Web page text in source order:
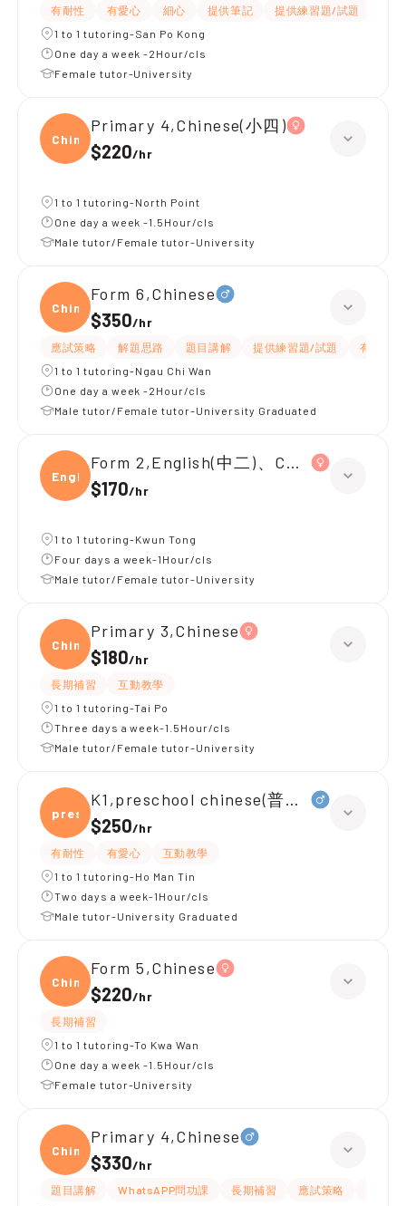
有耐性 有愛心 細心 提供筆記 提供練習題/試題
1 to 1 tutoring-San Po Kong
One day a week -2Hour/cls
Female tutor-University
Chine
Primary 4,Chinese(小四)
$220/hr
1 to 1 tutoring-North Point
One day a week -1.5Hour/cls
Male tutor/Female tutor-University
Chine
Form 6,Chinese
$350/hr
應試策略 解題思路 題目講解 提供練習題/試題
有耐性
1 to 1 tutoring-Ngau Chi Wan
One day a week -2Hour/cls
Male tutor/Female tutor-University Graduated
Engli
Form 2,English(中二)、Chinese(中二)
$170/hr
1 to 1 tutoring-Kwun Tong
Four days a week-1Hour/cls
Male tutor/Female tutor-University
Chine
Primary 3,Chinese
$180/hr
長期補習
互動教學
1 to 1 tutoring-Tai Po
Three days a week-1.5Hour/cls
Male tutor/Female tutor-University
presc
K1,preschool chinese(普通話)
$250/hr
有耐性 有愛心
互動教學
1 to 1 tutoring-Ho Man Tin
Two days a week-1Hour/cls
Male tutor-University Graduated
Chine
Form 5,Chinese
$220/hr
長期補習
1 to 1 tutoring-To Kwa Wan
One day a week -1.5Hour/cls
Female tutor-University
Chine
Primary 4,Chinese
$330/hr
題目講解 WhatsAPP問功課 長期補習 應試策略